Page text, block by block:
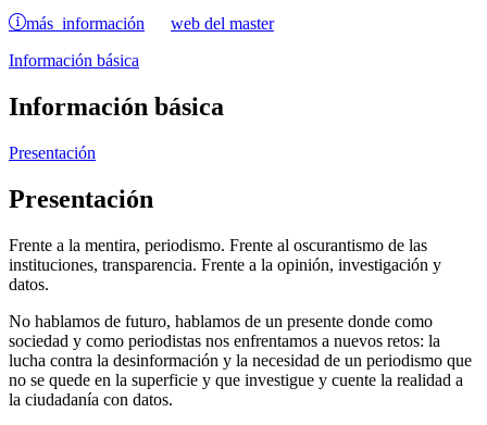
más información
web del master
Información básica
Información básica
Presentación
Presentación
Frente a la mentira, periodismo. Frente al oscurantismo de las
instituciones, transparencia. Frente a la opinión, investigación y
datos.
No hablamos de futuro, hablamos de un presente donde como
sociedad y como periodistas nos enfrentamos a nuevos retos: la
lucha contra la desinformación y la necesidad de un periodismo que
no se quede en la superficie y que investigue y cuente la realidad a
la ciudadanía con datos.